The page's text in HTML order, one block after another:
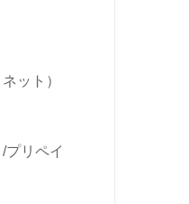
ット）
プリペイ